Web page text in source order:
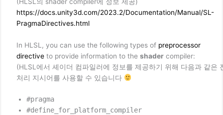
https://docs.unity3d.com/2023.2/Documentation/Manual/SL-
PragmaDirectives.html
In HLSL, you can use the following types of preprocessor
directiveto provide information to the shadercompiler:
(HLSL에서 셰이더 컴파일러에 정보를 제공하기 위해 다음과 같은
처리 지시어를 사용할 수 있습니다
#pragma
#define_for_platform_compiler